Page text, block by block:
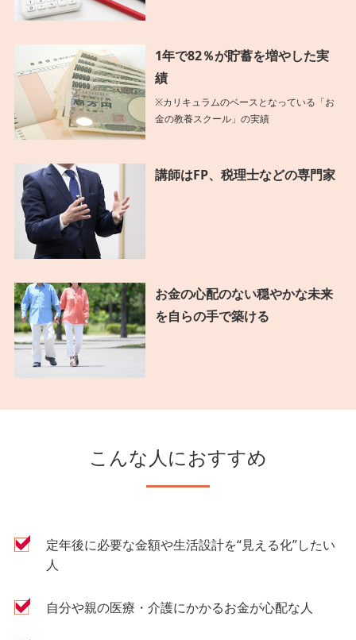
1年で82％が貯蓄を増やした実
績
※カリキュラムのベースとなっている「お
金の教養スクール」の実績
講師はFP、税理士などの専門家
お金の心配のない穏やかな未来
を自らの手で築ける
こんな人におすすめ
定年後に必要な金額や生活設計を“見える化”したい
人
自分や親の医療・介護にかかるお金が心配な人